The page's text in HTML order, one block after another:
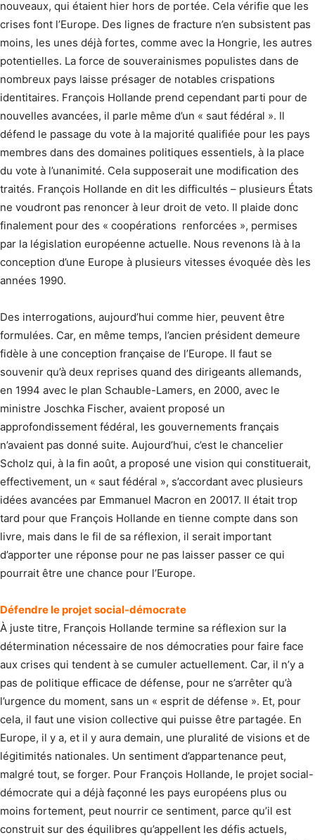
nouveaux, qui étaient hier hors de portée. Cela vérifie que les
crises font l’Europe. Des lignes de fracture n’en subsistent pas
moins, les unes déjà fortes, comme avec la Hongrie, les autres
potentielles. La force de souverainismes populistes dans de
nombreux pays laisse présager de notables crispations
identitaires. François Hollande prend cependant parti pour de
nouvelles avancées, il parle même d’un « saut fédéral ». Il
défend le passage du vote à la majorité qualifiée pour les pays
membres dans des domaines politiques essentiels, à la place
du vote à l’unanimité. Cela supposerait une modification des
traités. François Hollande en dit les difficultés – plusieurs États
ne voudront pas renoncer à leur droit de veto. Il plaide donc
finalement pour des « coopérations renforcées », permises
par la législation européenne actuelle. Nous revenons là à la
conception d’une Europe à plusieurs vitesses évoquée dès les
années 1990.
Des interrogations, aujourd’hui comme hier, peuvent être
formulées. Car, en même temps, l’ancien président demeure
fidèle à une conception française de l’Europe. Il faut se
souvenir qu’à deux reprises quand des dirigeants allemands,
en 1994 avec le plan Schauble-Lamers, en 2000, avec le
ministre Joschka Fischer, avaient proposé un
approfondissement fédéral, les gouvernements français
n’avaient pas donné suite. Aujourd’hui, c’est le chancelier
Scholz qui, à la fin août, a proposé une vision qui constituerait,
effectivement, un « saut fédéral », s’accordant avec plusieurs
idées avancées par Emmanuel Macron en 20017. Il était trop
tard pour que François Hollande en tienne compte dans son
livre, mais dans le fil de sa réflexion, il serait important
d’apporter une réponse pour ne pas laisser passer ce qui
pourrait être une chance pour l’Europe.
Défendre le projet social-démocrate
À juste titre, François Hollande termine sa réflexion sur la
détermination nécessaire de nos démocraties pour faire face
aux crises qui tendent à se cumuler actuellement. Car, il n’y a
pas de politique efficace de défense, pour ne s’arrêter qu’à
l’urgence du moment, sans un « esprit de défense ». Et, pour
cela, il faut une vision collective qui puisse être partagée. En
Europe, il y a, et il y aura demain, une pluralité de visions et de
légitimités nationales. Un sentiment d’appartenance peut,
malgré tout, se forger. Pour François Hollande, le projet social-
démocrate qui a déjà façonné les pays européens plus ou
moins fortement, peut nourrir ce sentiment, parce qu’il est
construit sur des équilibres qu’appellent les défis actuels,